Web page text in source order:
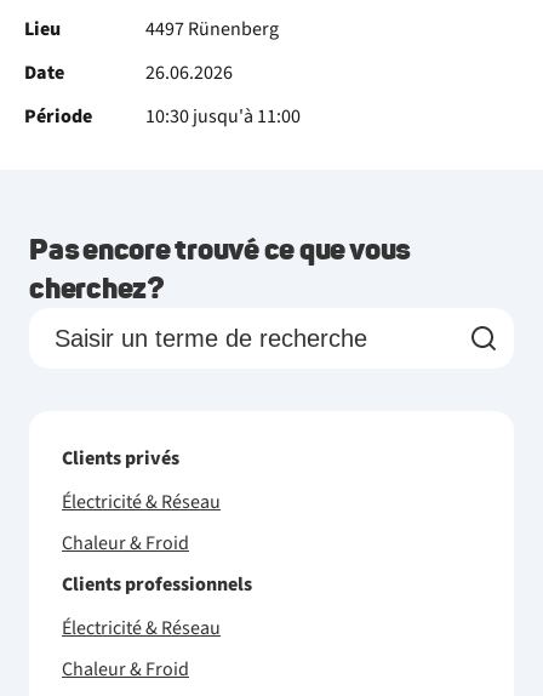
Lieu
4497 Rünenberg
Date
26.06.2026
Période
10:30 jusqu'à 11:00
Pas encore trouvé ce que vous
cherchez?
Clients privés
Électricité & Réseau
Chaleur & Froid
Clients professionnels
Électricité & Réseau
Chaleur & Froid